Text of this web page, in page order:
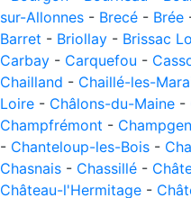
sur-Allonnes - Brecé - Brée
Barret - Briollay - Brissac
Carbay - Carquefou -
Chailland - Chaillé-les-
Loire - Châlons-du-Maine -
Champfrémont -
- Chanteloup-les-Bois -
Chasnais - Chassillé -
Château-l'Hermitage -